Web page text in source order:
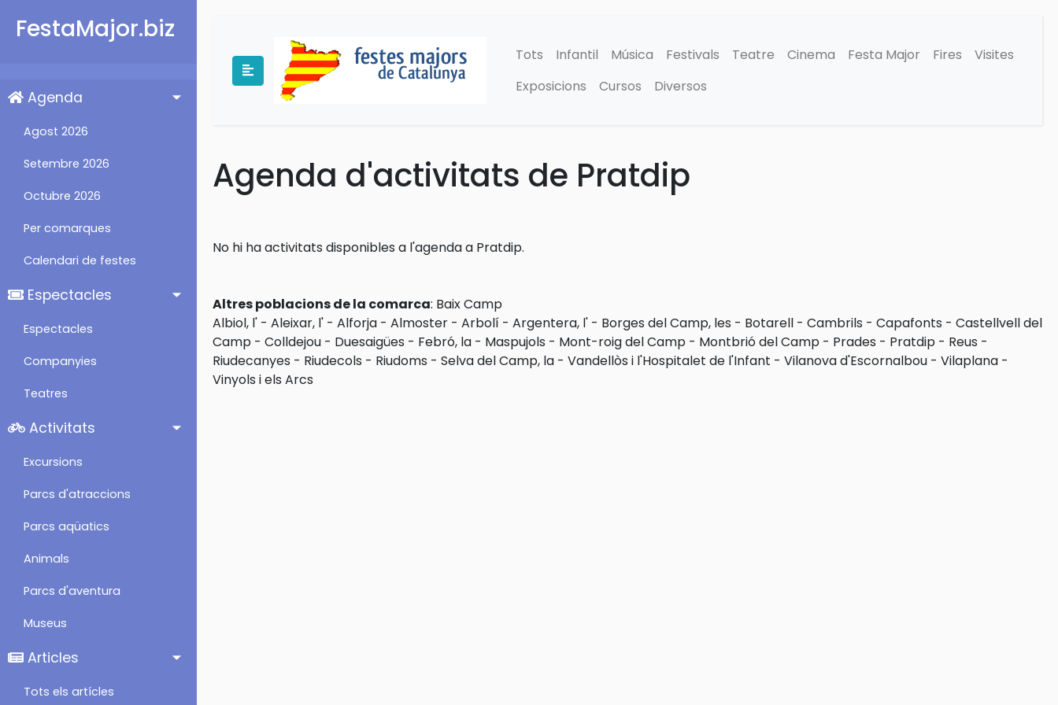
FestaMajor.biz
Agenda
Agost 2026
Setembre 2026
Octubre 2026
Per comarques
Calendari de festes
Espectacles
Espectacles
Companyies
Teatres
Activitats
Excursions
Parcs d'atraccions
Parcs aqüatics
Animals
Parcs d'aventura
Museus
Articles
Tots els artícles
Tots Infantil Música Festivals Teatre Cinema Festa Major Fires
Visites
Exposicions
Cursos Diversos
Agenda d'activitats de Pratdip
No hi ha activitats disponibles a l'agenda a Pratdip.
Altres poblacions de la comarca: Baix Camp
Albiol, l' - Aleixar, l' - Alforja - Almoster - Arbolí - Argentera, l' - Borges del Camp, les - Botarell - Cambrils - Capafonts - Castellvell del
Camp - Colldejou - Duesaigües - Febró, la - Maspujols - Mont-roig del Camp - Montbrió del Camp - Prades - Pratdip - Reus -
Riudecanyes - Riudecols - Riudoms - Selva del Camp, la - Vandellòs i l'Hospitalet de l'Infant - Vilanova d'Escornalbou - Vilaplana -
Vinyols i els Arcs